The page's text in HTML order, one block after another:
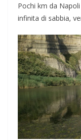
Pochi km da
infinita di sabbia,